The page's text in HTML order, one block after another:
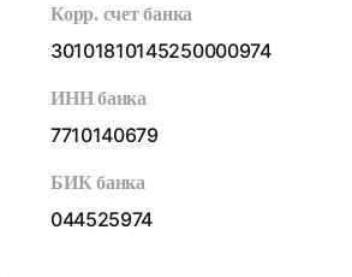
Корр. счет банка
30101810145250000974
ИНН банка
7710140679
БИК банка
044525974